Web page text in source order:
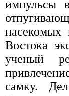
импульсы
насекомых
Востока
ученый
самку.